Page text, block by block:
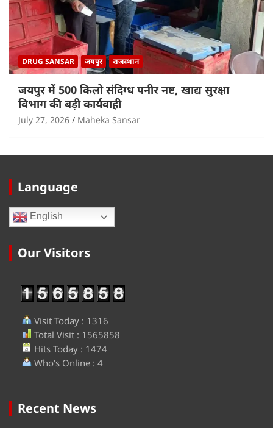
DRUG SANSAR जयपुर राजस्थान
जयपुर में 500 किलो संदिग्ध पनीर नष्ट, खाद्य सुरक्षा
विभाग की बड़ी कार्यवाही
July 27, 2026 Maheka Sansar
Language
English
Our Visitors
Visit Today : 1316
Total Visit : 1565858
Hits Today : 1474
Who's Online : 4
Recent News